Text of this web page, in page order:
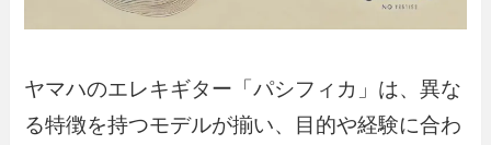
ヤマハのエレキギター「パシフィカ」は、異な
る特徴を持つモデルが揃い、目的や経験に合わ